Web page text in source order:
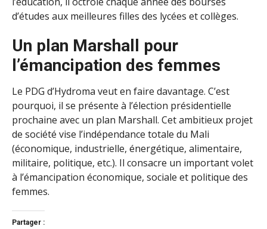
d’études aux meilleures filles des lycées et collèges.
Un plan Marshall pour
l’émancipation des femmes
Le PDG d’Hydroma veut en faire davantage. C’est
pourquoi, il se présente à l’élection présidentielle
prochaine avec un plan Marshall. Cet ambitieux projet
de société vise l’indépendance totale du Mali
(économique, industrielle, énergétique, alimentaire,
militaire, politique, etc.). Il consacre un important volet
à l’émancipation économique, sociale et politique des
femmes.
Partager :